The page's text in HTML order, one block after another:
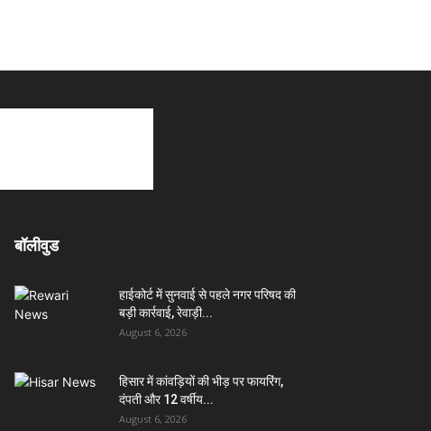
बॉलीवुड
हाईकोर्ट में सुनवाई से पहले नगर परिषद की
बड़ी कार्रवाई, रेवाड़ी...
August 6, 2026
हिसार में कांवड़ियों की भीड़ पर फायरिंग,
दंपती और 12 वर्षीय...
August 6, 2026